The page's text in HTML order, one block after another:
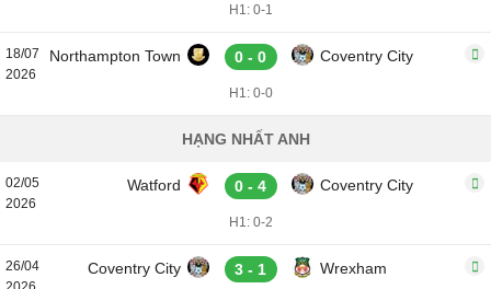
H1: 0-1
18/07
2026
Northampton Town 0 - 0 Coventry City
H1: 0-0
HẠNG NHẤT ANH
02/05
2026
Watford 0 - 4 Coventry City
H1: 0-2
26/04
Coventry City 3 - 1 Wrexham